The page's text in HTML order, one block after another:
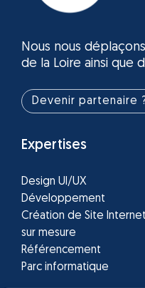
Nous nous
de la Loire ainsi que
Devenir partenaire
Expertises
Design UI/UX
Développement
Création de Site Internet
sur mesure
Référencement
Parc informatique